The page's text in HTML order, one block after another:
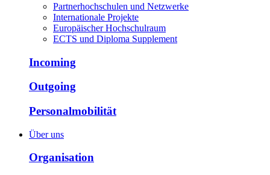
Partnerhochschulen und Netzwerke
Internationale Projekte
Europäischer Hochschulraum
ECTS und Diploma Supplement
Incoming
Outgoing
Personalmobilität
Über uns
Organisation